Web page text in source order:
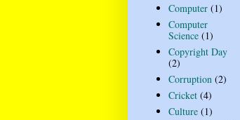
Computer (1)
Computer
Science (1)
Copyright Day
(2)
Corruption (2)
Cricket (4)
Culture (1)